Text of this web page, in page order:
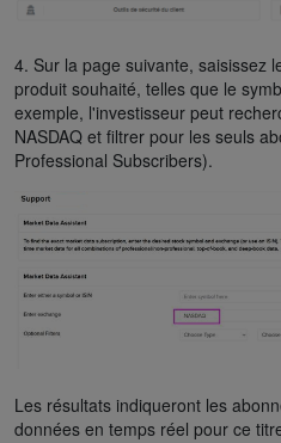
4. Sur la page suivante, saisissez
produit souhaité, telles que le
exemple, l'investisseur peut
NASDAQ et filtrer pour les seuls
Professional Subscribers).
Les résultats indiqueront les
données en temps réel pour ce